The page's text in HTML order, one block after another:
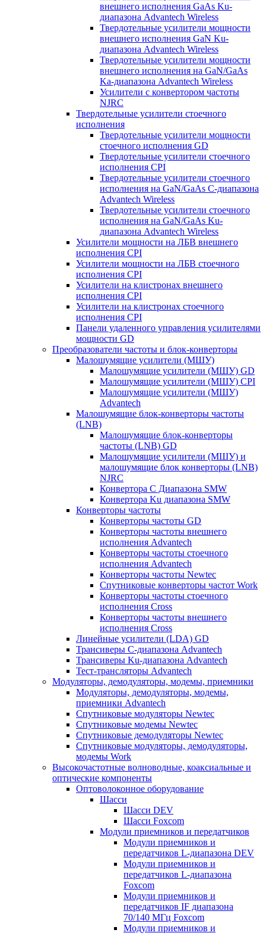
внешнего исполнения GaAs Ku-
диапазона Advantech Wireless
Твердотельные усилители мощности
внешнего исполнения GaN Ku-
диапазона Advantech Wireless
Твердотельные усилители мощности
внешнего исполнения на GaN/GaAs
Ka-диапазона Advantech Wireless
Усилители с конвертором чаcтоты
NJRC
Твердотельные усилители стоечного
исполнения
Твердотельные усилители мощности
стоечного исполнения GD
Твердотельные усилители стоечного
исполнения CPI
Твердотельные усилители стоечного
исполнения на GaN/GaAs С-диапазона
Advantech Wireless
Твердотельные усилители стоечного
исполнения на GaN/GaAs Ku-
диапазона Advantech Wireless
Усилители мощности на ЛБВ внешнего
исполнения CPI
Усилители мощности на ЛБВ стоечного
исполнения CPI
Усилители на клистронах внешнего
исполнения CPI
Усилители на клистронах стоечного
исполнения CPI
Панели удаленного управления усилителями
мощности GD
Преобразователи частоты и блок-конверторы
Малошумящие усилители (МШУ)
Малошумящие усилители (МШУ) GD
Малошумящие усилители (МШУ) CPI
Малошумящие усилители (МШУ)
Advantech
Малошумящие блок-конверторы частоты
(LNB)
Малошумящие блок-конверторы
частоты (LNB) GD
Малошумящие усилители (МШУ) и
малошумящие блок конверторы (LNB)
NJRC
Конвертора C Диапазона SMW
Конвертора Ku диапазона SMW
Конверторы частоты
Конверторы частоты GD
Конверторы частоты внешнего
исполнения Advantech
Конверторы частоты стоечного
исполнения Advantech
Конверторы частоты Newtec
Спутниковые конверторы частот Work
Конверторы частоты стоечного
исполнения Cross
Конверторы частоты внешнего
исполнения Cross
Линейные усилители (LDA) GD
Трансиверы С-диапазона Advantech
Трансиверы Ku-диапазона Advantech
Тест-трансляторы Advantech
Модуляторы, демодуляторы, модемы, приемники
Модуляторы, демодуляторы, модемы,
приемники Advantech
Спутниковые модуляторы Newtec
Спутниковые модемы Newtec
Спутниковые демодуляторы Newtec
Спутниковые модуляторы, демодуляторы,
модемы Work
Высокочастотные волноводные, коаксиальные и
оптические компоненты
Оптоволоконное оборудование
Шасси
Шасси DEV
Шасси Foxcom
Модули приемников и передатчиков
Модули приемников и
передатчиков L-диапазона DEV
Модули приемников и
передатчиков L-диапазона
Foxcom
Модули приемников и
передатчиков IF диапазона
70/140 МГц Foxcom
Модули приемников и